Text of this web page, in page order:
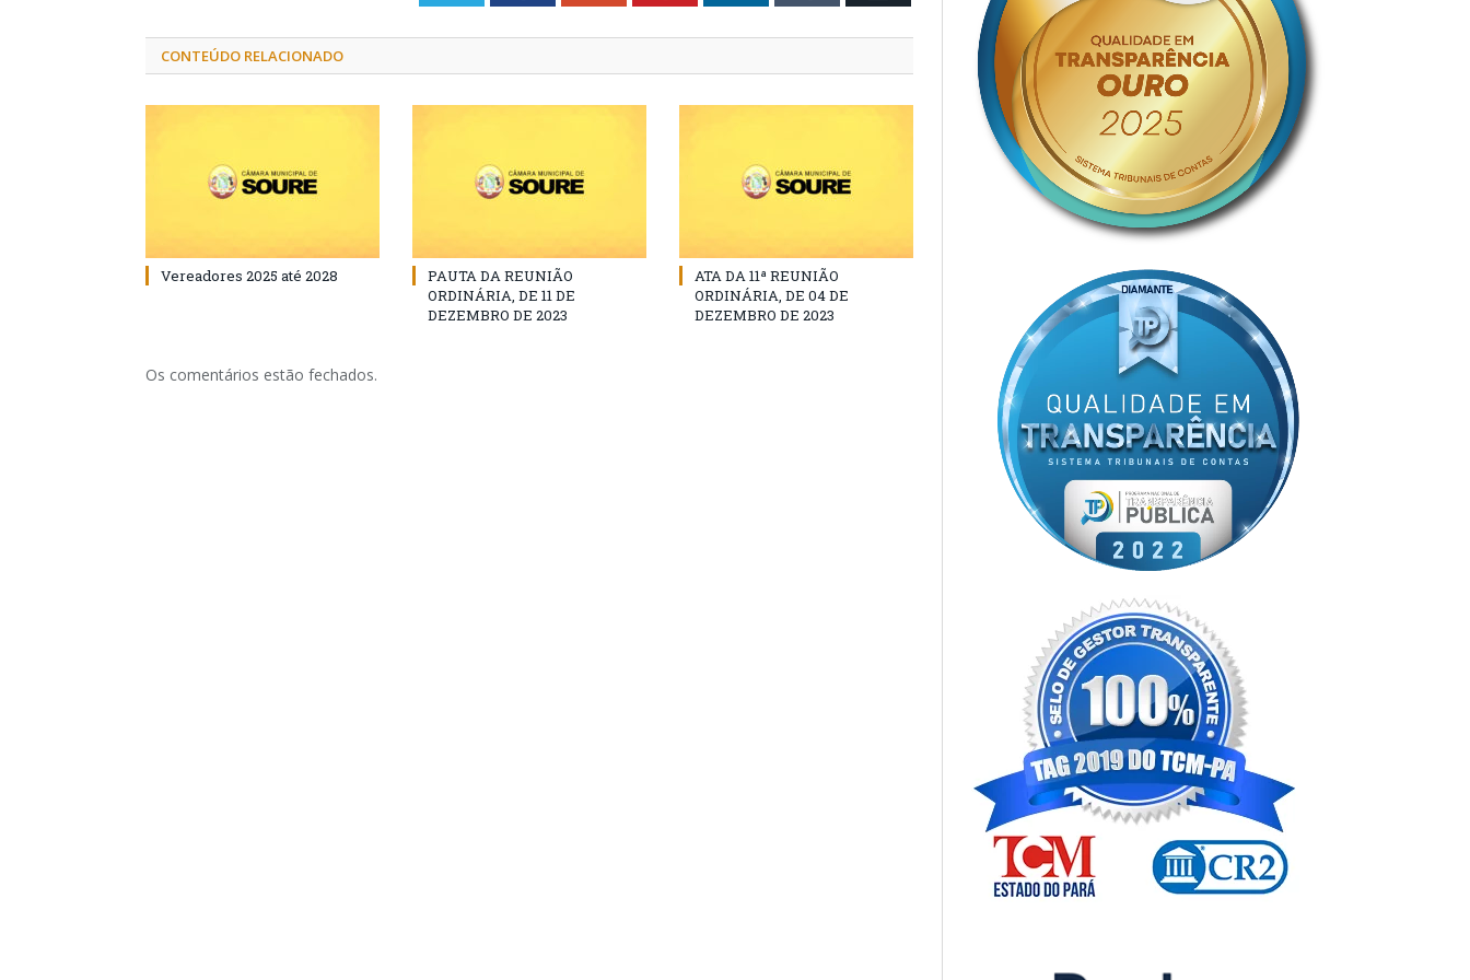
CONTEÚDO RELACIONADO
Vereadores 2025 até 2028
PAUTA DA REUNIÃO
ORDINÁRIA, DE 11 DE
DEZEMBRO DE 2023
ATA DA 11ª REUNIÃO
ORDINÁRIA, DE 04 DE
DEZEMBRO DE 2023
Os comentários estão fechados.